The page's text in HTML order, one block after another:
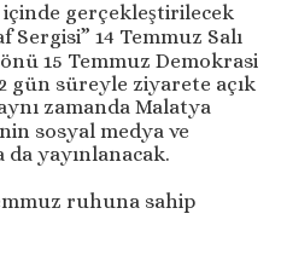
gerçekleştirilecek
Sergisi” 14 Temmuz Salı
15 Temmuz Demokrasi
gün süreyle ziyarete açık
zamanda Malatya
sosyal medya ve
da yayınlanacak.
ruhuna sahip